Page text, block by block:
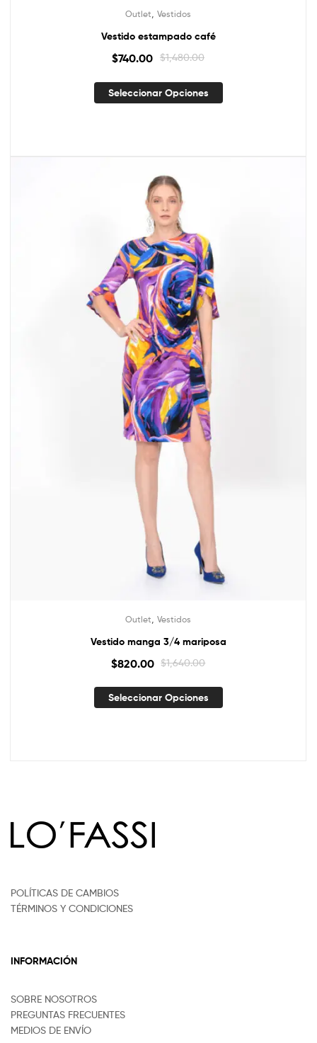
Outlet, Vestidos
Vestido estampado café
$1,480.00
$740.00
Seleccionar Opciones
Outlet Vestidos
Vestido manga 3/4 mariposa
$1,640.00
$820.00
Seleccionar Opciones
POLÍTICAS DE CAMBIOS
TÉRMINOS Y CONDICIONES
INFORMACIÓN
SOBRE NOSOTROS
PREGUNTAS FRECUENTES
MEDIOS DE ENVÍO